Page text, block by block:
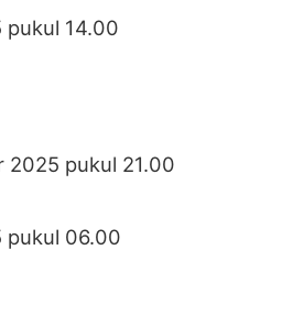
pukul 14.00
2025 pukul 21.00
pukul 06.00